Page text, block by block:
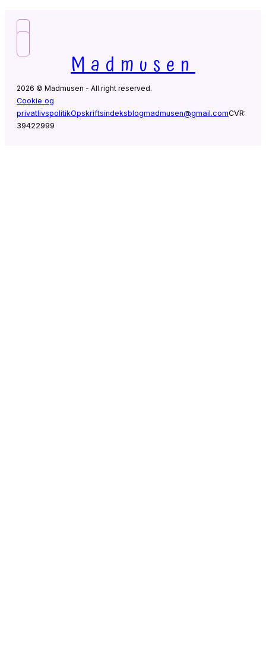
Madmusen
2026 © Madmusen - All right reserved.
Cookie og
privatlivspolitikOpskriftsindeksblogmadmusen@gmail.comCVR:
39422999